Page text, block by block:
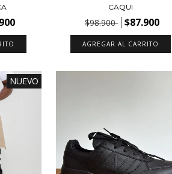
CAQUI
$98.900 $87.900
AGREGAR AL CARRITO
NUEVO